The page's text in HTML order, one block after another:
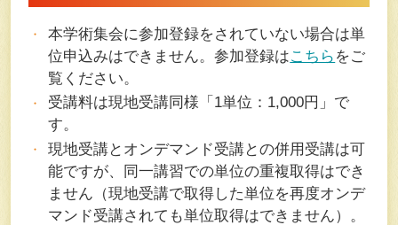
本学術集会に参加登録をされていない場合は単
位申込みはできません。参加登録はこちら をご
覧ください。
受講料は現地受講同様「1単位：1,000円」で
す。
現地受講とオンデマンド受講との併用受講は可
能ですが、同一講習での単位の重複取得はでき
ません（現地受講で取得した単位を再度オンデ
マンド受講されても単位取得はできません）。